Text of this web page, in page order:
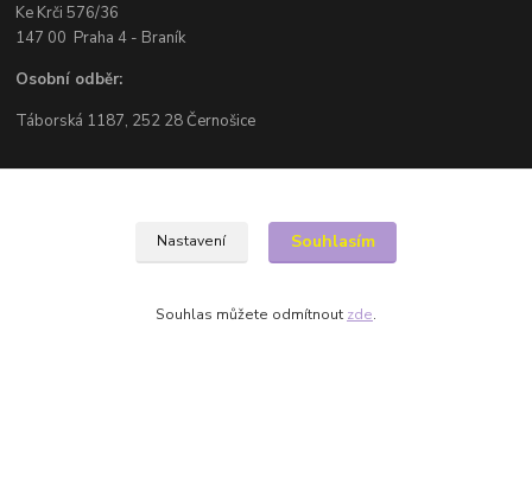
Ke Krči 576/36
147 00 Praha 4 - Braník
Osobní odběr:
Táborská 1187, 252 28 Černošice
Nastavení Souhlasím
Souhlas můžete odmítnout zde.